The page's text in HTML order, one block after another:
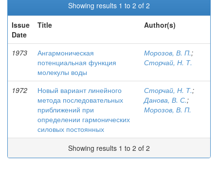
Showing results 1 to 2 of 2
Issue
Date
Title Author(s)
1973
Ангармоническая
потенциальная функция
молекулы воды
Морозов, В. П.;
Сторчай, Н. Т.
1972
Новый вариант линейного
метода последовательных
приближений при
определении гармонических
силовых постоянных
Сторчай, Н. Т.;
Данова, В. С.;
Морозов, В. П.
Showing results 1 to 2 of 2